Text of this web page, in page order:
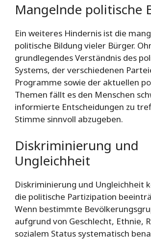
Mangelnde politische
Ein weiteres Hindernis ist die
politische Bildung vieler Bürger.
grundlegendes Verständnis des
Systems, der verschiedenen
Programme sowie der aktuellen
Themen fällt es den Menschen
informierte Entscheidungen zu
Stimme sinnvoll abzugeben.
Diskriminierung und
Ungleichheit
Diskriminierung und Ungleichheit
die politische Partizipation
Wenn bestimmte
aufgrund von Geschlecht, Ethnie,
sozialem Status systematisch